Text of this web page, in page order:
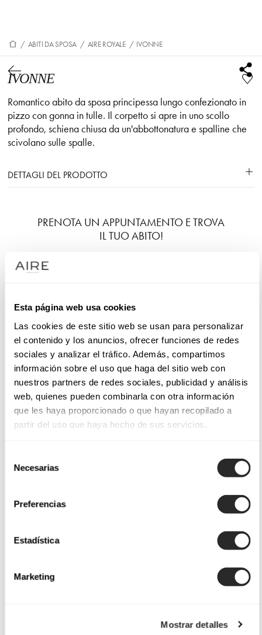
Esta página web usa cookies
Las cookies de este sitio web se usan para personalizar
el contenido y los anuncios, ofrecer funciones de redes
sociales y analizar el tráfico. Además, compartimos
información sobre el uso que haga del sitio web con
nuestros partners de redes sociales, publicidad y análisis
web, quienes pueden combinarla con otra información
que les haya proporcionado o que hayan recopilado a
partir del uso que haya hecho de sus servicios.
Necesarias
Preferencias
Estadística
Marketing
Mostrar detalles
/ ABITI DA SPOSA / AIRE ROYALE / IVONNE
IVONNE
Romantico abito da sposa principessa lungo confezionato in
pizzo con gonna in tulle. Il corpetto si apre in uno scollo
profondo, schiena chiusa da un'abbottonatura e spalline che
scivolano sulle spalle.
DETTAGLI DEL PRODOTTO
PRENOTA UN APPUNTAMENTO E TROVA
IL TUO ABITO!